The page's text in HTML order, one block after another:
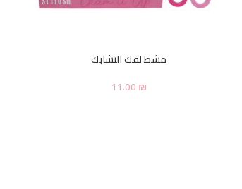
مشط لفك التشابك
11.00₪